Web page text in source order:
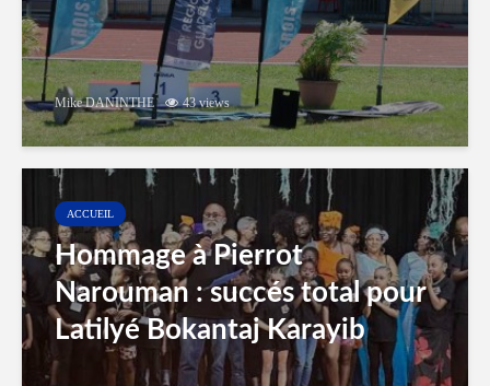
Mike DANINTHE 43 views
ACCUEIL
Hommage à Pierrot
Narouman : succés total pour
Latilyé Bokantaj Karayib